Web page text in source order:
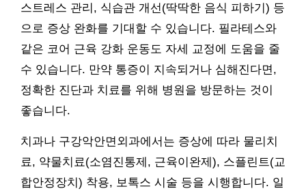
스트레스 관리, 식습관 개선(딱딱한 음식 피하기) 등
으로 증상 완화를 기대할 수 있습니다. 필라테스와
같은 코어 근육 강화 운동도 자세 교정에 도움을 줄
수 있습니다. 만약 통증이 지속되거나 심해진다면,
정확한 진단과 치료를 위해 병원을 방문하는 것이
좋습니다.
치과나 구강악안면외과에서는 증상에 따라 물리치
료, 약물치료(소염진통제, 근육이완제), 스플린트(교
합안정장치) 착용, 보톡스 시술 등을 시행합니다. 일